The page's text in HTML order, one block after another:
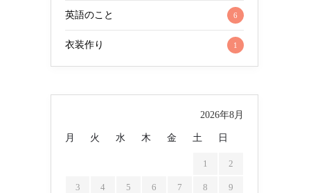
英語のこと 6
衣装作り 1
2026年8月
月 火 水 木 金 土 日
1 2
3 4 5 6 7 8 9